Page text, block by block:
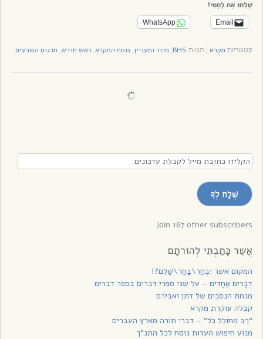
שַׁלְּחוּ אֶת לַחְמִי!
Email
WhatsApp
קטגוריות מקרא |תגיות BHS
, מוזר ומעניין, נוסח המקרא, ראש חודש, תרגום השבעים
הקלידו
כתובת
מייל
לקבלת
עדכונים
שְׁלַח לְךָ
Join 167 other subscribers
אֲשֶׁר כָּתַבְתִּי לְהוֹרֹתָם
המקום אשר יִבְחַר\בָּחַר\שָׁלֵם?!
דְבָרִים אֲחָדִים – על שני ספרי דברים בספר דברים
מנחת הנסכים של דתן ואבירם
קבלה עוקרת מקרא
“רַב מְחוֹלֵל כֹּל” – דברי תורה מארץ העברים
מנוע חיפוש הערות נוסח לכל התנ”ך